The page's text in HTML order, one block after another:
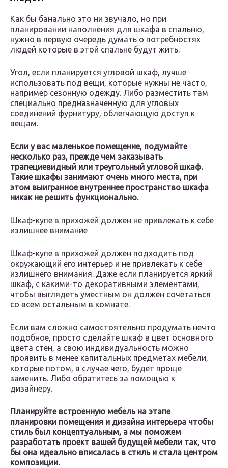
Как бы банально это ни звучало, но при
планировании наполнения для шкафа в спальню,
нужно в первую очередь думать о потребностях
людей которые в этой спальне будут жить.
Угол, если планируется угловой шкаф, лучше
использовать под вещи, которые нужны не часто,
например сезонную одежду. Либо разместить там
специально предназначенную для угловых
соединений фурнитуру, облегчающую доступ к
вещам.
Если у вас маленькое помещение, подумайте
несколько раз, прежде чем заказывать
трапециевидный или треугольный угловой шкаф.
Такие шкафы занимают очень много места, при
этом выигранное внутреннее пространство шкафа
никак не решить функционально.
Шкаф-купе в прихожей должен не привлекать к себе
излишнее внимание
Шкаф-купе в прихожей должен подходить под
окружающий его интерьер и не привлекать к себе
излишнего внимания. Даже если планируется яркий
шкаф, с какими-то декоративными элементами,
чтобы выглядеть уместным он должен сочетаться
со всем остальным в комнате.
Если вам сложно самостоятельно продумать нечто
подобное, просто сделайте шкаф в цвет основного
цвета стен, а свою индивидуальность можно
проявить в менее капитальных предметах мебели,
которые потом, в случае чего, будет проще
заменить. Либо обратитесь за помощью к
дизайнеру.
Планируйте встроенную мебель на этапе
планировки помещения и дизайна интерьера чтобы
стиль был концептуальным, а мы поможем
разработать проект вашей будущей мебели так, что
бы она идеально вписалась в стиль и стала центром
композиции.